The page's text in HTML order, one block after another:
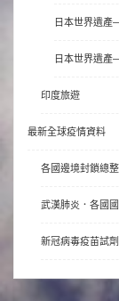
日本世界遺產
日本世界遺產
印度旅遊
最新全球疫情資料
各國邊境封鎖總
武漢肺炎．各國
新冠病毒疫苗試